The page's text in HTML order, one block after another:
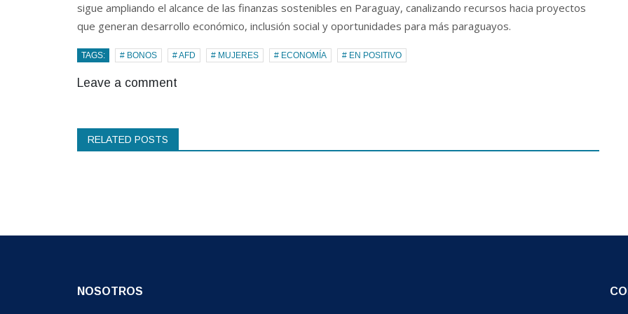
sigue ampliando el alcance de las finanzas sostenibles en Paraguay, canalizando recursos hacia proyectos
que generan desarrollo económico, inclusión social y oportunidades para más paraguayos.
TAGS: # BONOS # AFD # MUJERES # ECONOMÍA # EN POSITIVO
Leave a comment
RELATED POSTS
NOSOTROS